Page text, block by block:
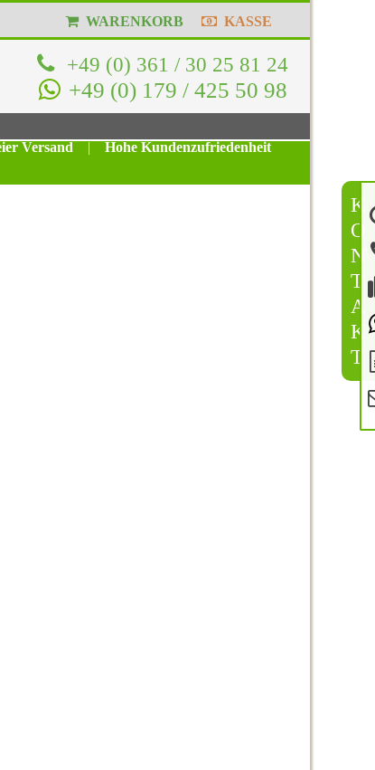
K
O
N
T
A
K
T
WARENKORB KASSE
+49 (0) 361 / 30 25 81 24
+49 (0) 179 / 425 50 98
Versand |
Hohe Kundenzufriedenheit